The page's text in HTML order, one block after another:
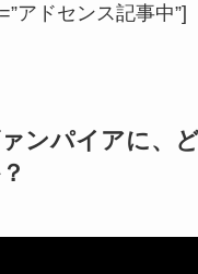
アドセンス記事中”]
ンパイアに、